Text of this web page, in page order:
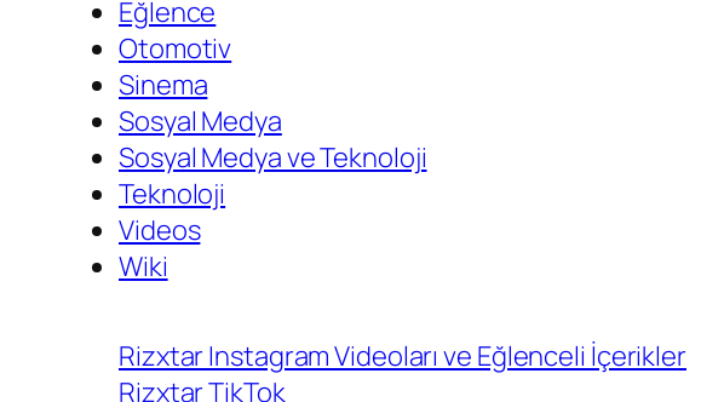
Eğlence
Otomotiv
Sinema
Sosyal Medya
Sosyal Medya ve Teknoloji
Teknoloji
Videos
Wiki
Rizxtar Instagram Videoları ve Eğlenceli İçerikler
Rizxtar TikTok